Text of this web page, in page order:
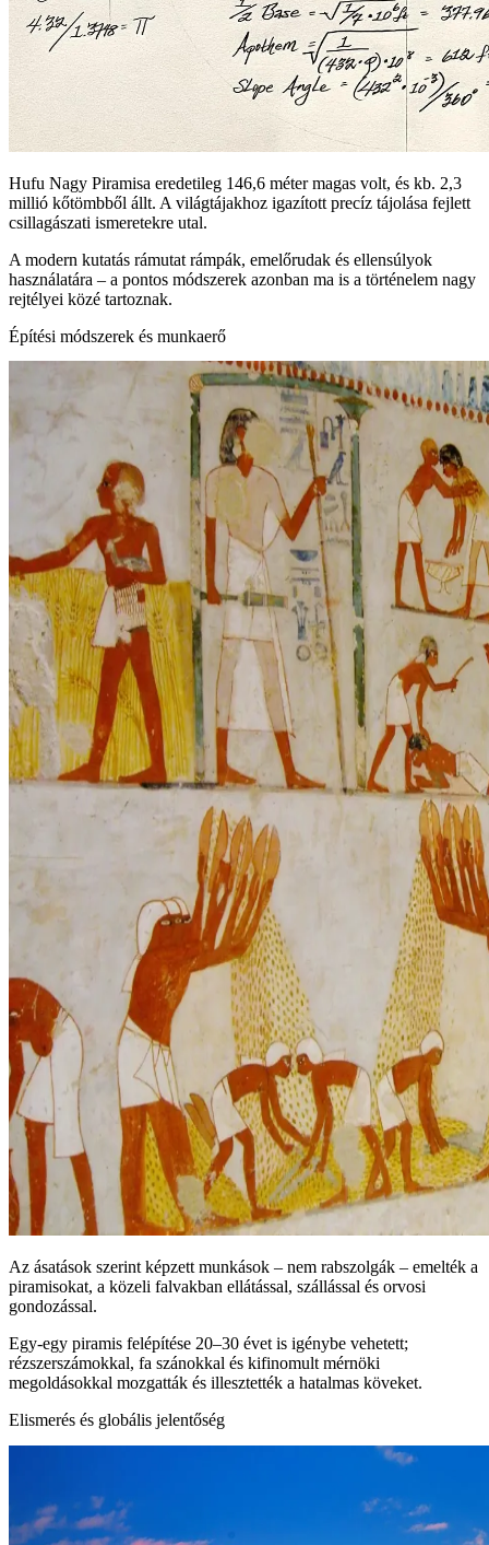
Hufu Nagy Piramisa eredetileg 146,6 méter magas volt, és kb. 2,3
millió kőtömbből állt. A világtájakhoz igazított precíz tájolása fejlett
csillagászati ismeretekre utal.
A modern kutatás rámutat rámpák, emelőrudak és ellensúlyok
használatára – a pontos módszerek azonban ma is a történelem nagy
rejtélyei közé tartoznak.
Építési módszerek és munkaerő
Az ásatások szerint képzett munkások – nem rabszolgák – emelték a
piramisokat, a közeli falvakban ellátással, szállással és orvosi
gondozással.
Egy-egy piramis felépítése 20–30 évet is igénybe vehetett;
rézszerszámokkal, fa szánokkal és kifinomult mérnöki
megoldásokkal mozgatták és illesztették a hatalmas köveket.
Elismerés és globális jelentőség